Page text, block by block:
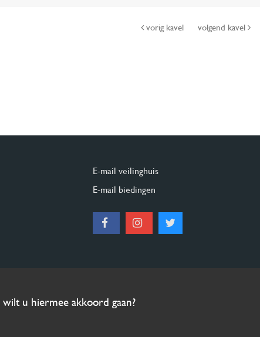
vorig kavel volgend kavel
E-mail veilinghuis
E-mail biedingen
u hiermee akkoord gaan?